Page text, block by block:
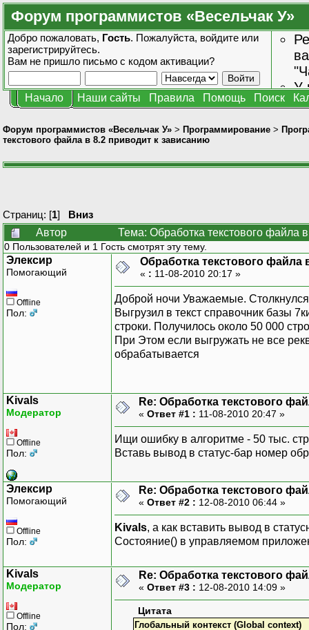
Форум программистов «Весельчак У»
Добро пожаловать, Гость. Пожалуйста, войдите или
зарегистрируйтесь.
Вам не пришло письмо с кодом активации?
У
Начало Наши сайты Правила Помощь Поиск
Форум программистов «Весельчак У» > Программирование >
текстового файла в 8.2 приводит к зависанию
Страниц: [1] Вниз
Автор
Тема: Обработка текстового файла
0 Пользователей и 1 Гость смотрят эту тему.
Элексир
Помогающий
Offline
Пол:
Обработка текстового файла
« : 11-08-2010 20:17 »
Доброй ночи Уважаемые.
Выгрузил в текст справочник базы
строки. Получилось около 50 000
При Этом если выгружать не все
обрабатывается
Kivals
Модератор
Offline
Пол:
Re: Обработка текстового
« Ответ #1 : 11-08-2010 20:47 »
Ищи ошибку в алгоритме - 50 тыс.
Вставь вывод в статус-бар номер
Элексир
Помогающий
Offline
Пол:
Re: Обработка текстового
« Ответ #2 : 12-08-2010 06:44 »
Kivals, а как вставить вывод в
Состояние() в управляемом
Kivals
Модератор
Offline
Пол:
Re: Обработка текстового
« Ответ #3 : 12-08-2010 14:09 »
Цитата
Глобальный контекст (Global context)